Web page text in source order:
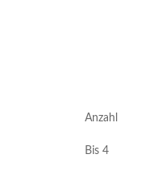
Anzahl
Bis 4